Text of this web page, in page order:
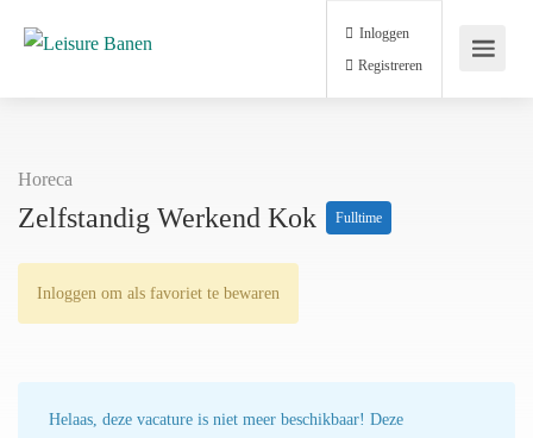
Inloggen
Registreren
Horeca
Zelfstandig Werkend Kok Fulltime
Inloggen om als favoriet te bewaren
Helaas, deze vacature is niet meer beschikbaar! Deze